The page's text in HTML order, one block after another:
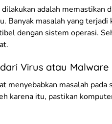
adalah memastikan
Banyak masalah yang
dengan sistem operasi.
Virus atau Malware
menyebabkan masalah
karena itu, pastikan